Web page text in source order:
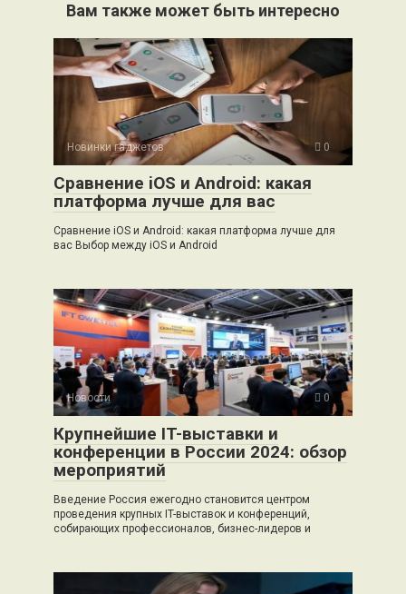
Вам также может быть интересно
Новинки гаджетов 0
Сравнение iOS и Android: какая
платформа лучше для вас
Сравнение iOS и Android: какая платформа лучше для
вас Выбор между iOS и Android
Новости 0
Крупнейшие IT-выставки и
конференции в России 2024: обзор
мероприятий
Введение Россия ежегодно становится центром
проведения крупных IT-выставок и конференций,
собирающих профессионалов, бизнес-лидеров и